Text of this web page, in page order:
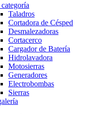
Taladros
Cortadora de Césped
Desmalezadoras
Cortacerco
Cargador de Batería
Hidrolavadora
Motosierras
Generadores
Electrobombas
Sierras